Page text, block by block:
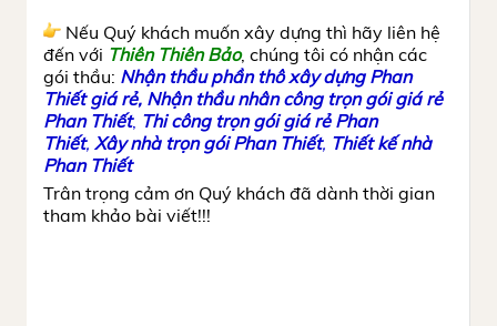
Nếu Quý khách muốn xây dựng thì hãy liên hệ
đến với Thiên Thiên Bảo, chúng tôi có nhận các
gói thầu: Nhận thầu phần thô xây dựng Phan
Thiết giá rẻ, Nhận thầu nhân công trọn gói giá rẻ
Phan Thiết, Thi công trọn gói giá rẻ Phan
Thiết, Xây nhà trọn gói Phan Thiết, Thiết kế nhà
Phan Thiết
Trân trọng cảm ơn Quý khách đã dành thời gian
tham khảo bài viết!!!